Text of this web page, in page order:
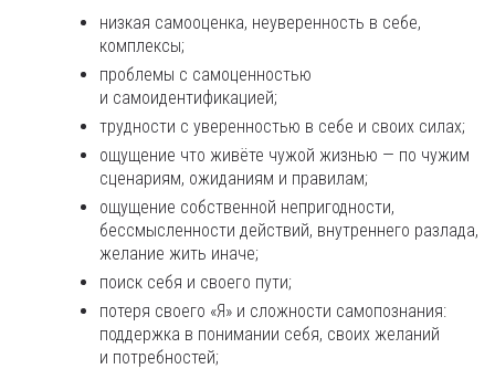
низкая самооценка, неуверенность в себе,
комплексы;
проблемы с самоценностью
и самоидентификацией;
трудности с уверенностью в себе и своих силах;
ощущение что живёте чужой жизнью — по чужим
сценариям, ожиданиям и правилам;
ощущение собственной непригодности,
бессмысленности действий, внутреннего разлада,
желание жить иначе;
поиск себя и своего пути;
потеря своего «Я» и сложности самопознания:
поддержка в понимании себя, своих желаний
и потребностей;